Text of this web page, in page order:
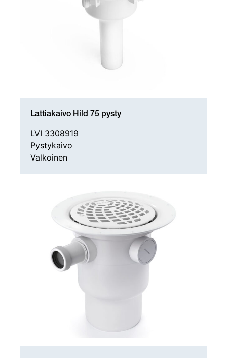
Lattiakaivo Hild 75 pysty
LVI 3308919
Pystykaivo
Valkoinen